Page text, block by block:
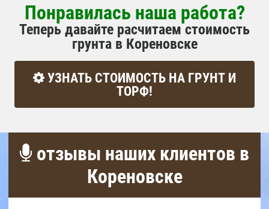
Понравилась наша работа?
Теперь давайте расчитаем стоимость
грунта в Кореновске
УЗНАТЬ СТОИМОСТЬ НА ГРУНТ И
ТОРФ!
отзывы наших клиентов в
Кореновске